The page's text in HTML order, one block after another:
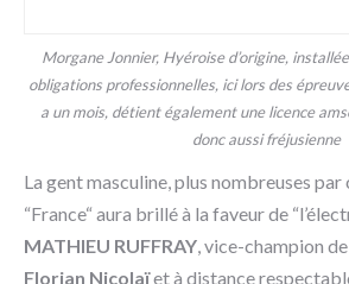
Morgane Jonnier, Hyéroise d’origine,
obligations professionnelles, ici lors des
a un mois, détient également une licence
donc aussi fréjusienne
La gent masculine, plus nombreuses par
“France“ aura brillé à la faveur de
MATHIEU RUFFRAY, vice-champion
Florian Nicolaïet à distance